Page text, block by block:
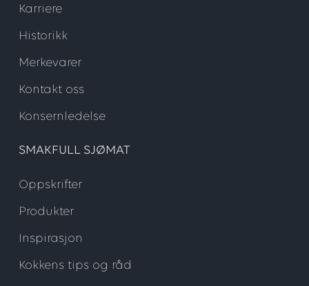
Karriere
Historikk
Merkevarer
Kontakt oss
Konsernledelse
SMAKFULL SJØMAT
Oppskrifter
Produkter
Inspirasjon
Kokkens tips og råd